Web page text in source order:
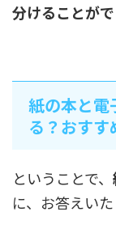
分けることがで
紙の本と電
る？おすす
ということで、
に、お答えいた